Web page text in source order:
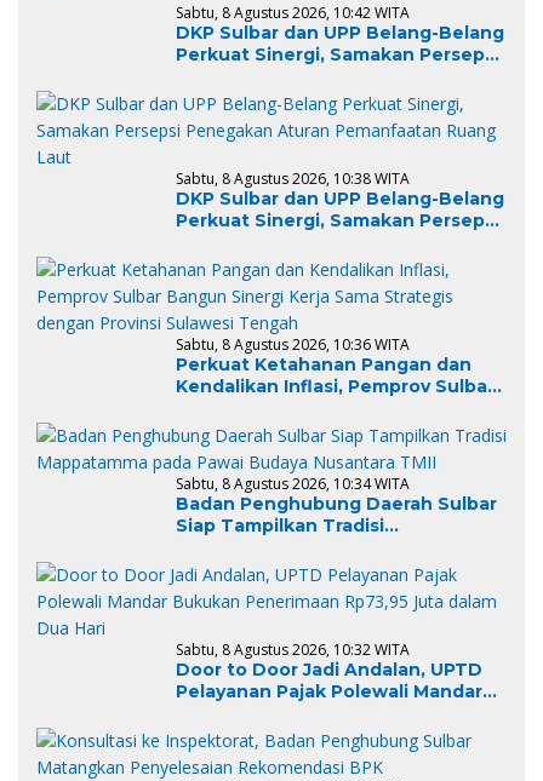
Sabtu, 8 Agustus 2026, 10:42 WITA
DKP Sulbar dan UPP Belang-Belang
Perkuat Sinergi, Samakan Persepsi
Ruang Laut
Sabtu, 8 Agustus 2026, 10:38 WITA
DKP Sulbar dan UPP Belang-Belang
Perkuat Sinergi, Samakan Persepsi
Ruang Laut
Sabtu, 8 Agustus 2026, 10:36 WITA
Perkuat Ketahanan Pangan dan
Kendalikan Inflasi, Pemprov Sulbar
Strategis dengan Provinsi Sulawesi
Tengah
Sabtu, 8 Agustus 2026, 10:34 WITA
Badan Penghubung Daerah Sulbar
Siap Tampilkan Tradisi
Nusantara TMII
Sabtu, 8 Agustus 2026, 10:32 WITA
Door to Door Jadi Andalan, UPTD
Pelayanan Pajak Polewali Mandar
dalam Dua Hari